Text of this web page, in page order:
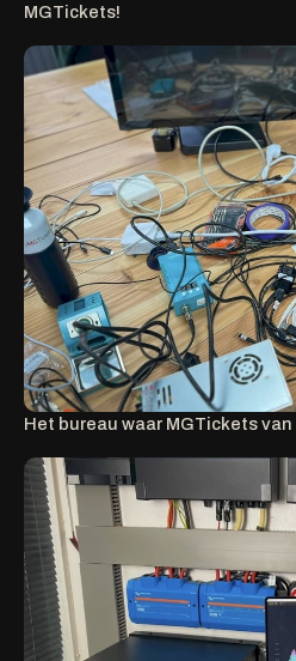
MGTickets!
Het bureau waar MGTickets